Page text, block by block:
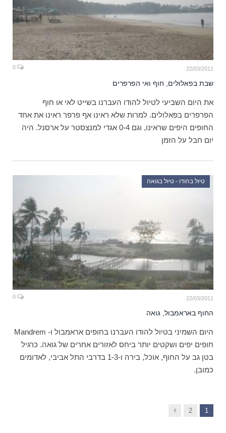
22/03/2011
שבת בפאלולים, חוף ואי הפרפרים
את היום השביעי לטיול להודו העברנו בשייט לאי או חוף
הפרפרים בפאלולים. למרות שלא ראינו אף פרפר ראינו את אחד
החופים היפים שראינו, וגם 0-4 אגדי למנצסטר על ארסנל. היה
יום חבל על הזמן
טיול בהודו - טיול בגואה
22/03/2011
החוף באראמבול, גואה
היום השמיני בטיול להודו העברנו בחופים אראמבול ו- Mandrem
חופים יפים ושקטים יותר ביחס לאזורים אחרים של גואה. כרגיל
בטן גב על החוף, אוכל, בירה ו-1-3 בדרבי התל אביבי, לאדומים
כמובן.
1
2
Next